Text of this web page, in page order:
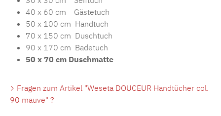
40 x 60 cm Gästetuch
50 x 100 cm Handtuch
70 x 150 cm Duschtuch
90 x 170 cm Badetuch
50 x 70 cm Duschmatte
Fragen zum Artikel "Weseta DOUCEUR Handtücher col.
90 mauve" ?